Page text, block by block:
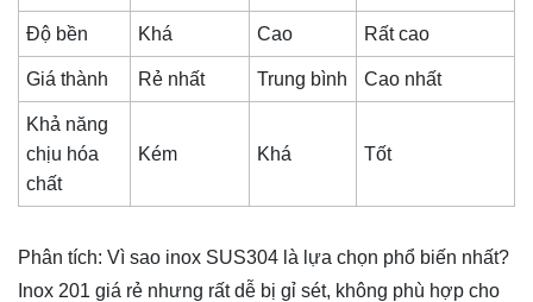
Độ bền Khá Cao Rất cao
Giá thành Rẻ nhất Trung bình Cao nhất
Khả năng
chịu hóa
chất
Kém Khá Tốt
Phân tích: Vì sao inox SUS304 là lựa chọn phổ biến nhất?
Inox 201 giá rẻ nhưng rất dễ bị gỉ sét, không phù hợp cho